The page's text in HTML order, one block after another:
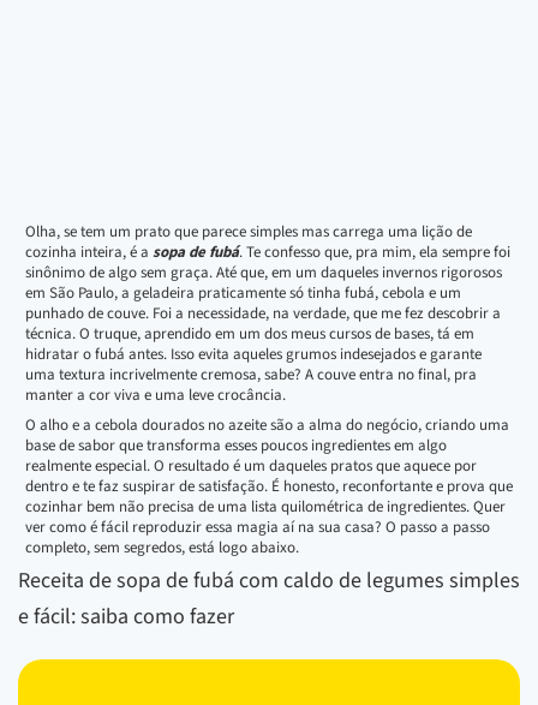
Olha, se tem um prato que parece simples mas carrega uma lição de
cozinha inteira, é a sopa de fubá. Te confesso que, pra mim, ela sempre foi
sinônimo de algo sem graça. Até que, em um daqueles invernos rigorosos
em São Paulo, a geladeira praticamente só tinha fubá, cebola e um
punhado de couve. Foi a necessidade, na verdade, que me fez descobrir a
técnica. O truque, aprendido em um dos meus cursos de bases, tá em
hidratar o fubá antes. Isso evita aqueles grumos indesejados e garante
uma textura incrivelmente cremosa, sabe? A couve entra no final, pra
manter a cor viva e uma leve crocância.
O alho e a cebola dourados no azeite são a alma do negócio, criando uma
base de sabor que transforma esses poucos ingredientes em algo
realmente especial. O resultado é um daqueles pratos que aquece por
dentro e te faz suspirar de satisfação. É honesto, reconfortante e prova que
cozinhar bem não precisa de uma lista quilométrica de ingredientes. Quer
ver como é fácil reproduzir essa magia aí na sua casa? O passo a passo
completo, sem segredos, está logo abaixo.
Receita de sopa de fubá com caldo de legumes simples
e fácil: saiba como fazer